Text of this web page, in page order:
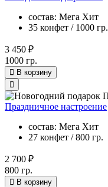
состав: Мега Хит
35 конфет / 1000 гр.
3 450 ₽
1000 гр.
В корзину
Праздничное настроение
состав: Мега Хит
27 конфет / 800 гр.
2 700 ₽
800 гр.
В корзину